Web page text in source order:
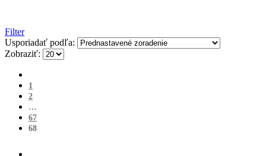
Filter
Usporiadať podľa:
Zobraziť:
1
2
…
67
68